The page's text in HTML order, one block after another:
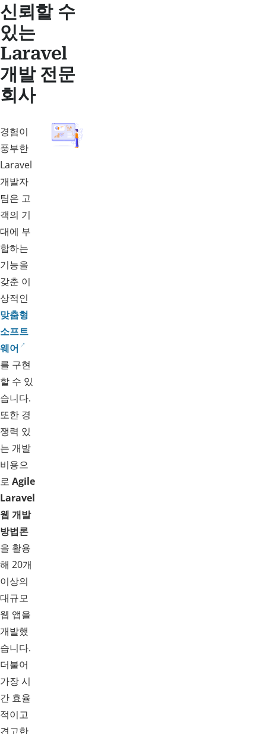
신뢰할 수
있는
Laravel
개발 전문
회사
경험이
풍부한
Laravel
개발자
팀은 고
객의 기
대에 부
합하는
기능을
갖춘 이
상적인
맞춤형
소프트
웨어
를 구현
할 수 있
습니다.
또한 경
쟁력 있
는 개발
비용으
로 Agile
Laravel
웹 개발
방법론
을 활용
해 20개
이상의
대규모
웹 앱을
개발했
습니다.
더불어
가장 시
간 효율
적이고
견고한